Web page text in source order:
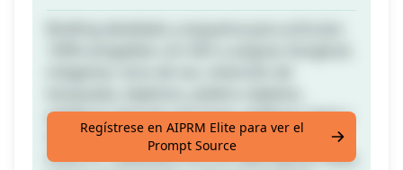
palabras clave de cola larga, palabras clave y
entidades semánticamente relacionadas,
título h1, subtítulos h2 y h3, descripción meta
Regístrese en AIPRM Elite para ver el
Prompt Source